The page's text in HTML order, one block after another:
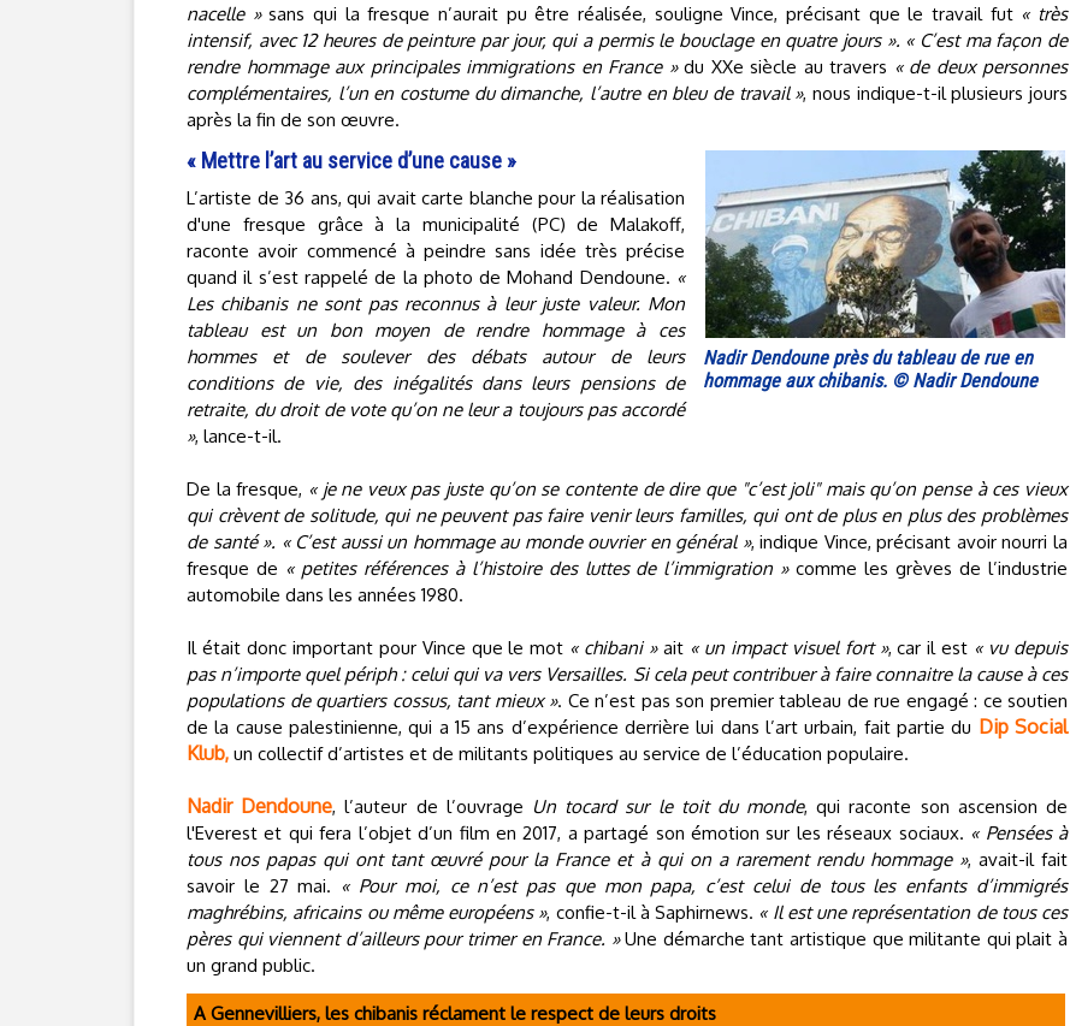
nacelle »sans qui la fresque n’aurait pu être réalisée, souligne Vince, précisant que le travail fut « très
intensif, avec 12 heures de peinture par jour, qui a permis le bouclage en quatre jours ». « C’est ma façon de
rendre hommage aux principales immigrations en France »du XXe siècle au travers « de deux personnes
complémentaires, l’un en costume du dimanche, l’autre en bleu de travail », nous indique-t-il plusieurs jours
après la fin de son œuvre.
Nadir Dendoune près du tableau de rue en
hommage aux chibanis. © Nadir Dendoune
« Mettre l’art au service d’une cause »
L’artiste de 36 ans, qui avait carte blanche pour la réalisation
d'une fresque grâce à la municipalité (PC) de Malakoff,
raconte avoir commencé à peindre sans idée très précise
quand il s’est rappelé de la photo de Mohand Dendoune. «
Les chibanis ne sont pas reconnus à leur juste valeur. Mon
tableau est un bon moyen de rendre hommage à ces
hommes et de soulever des débats autour de leurs
conditions de vie, des inégalités dans leurs pensions de
retraite, du droit de vote qu’on ne leur a toujours pas accordé
», lance-t-il.
De la fresque, « je ne veux pas juste qu’on se contente de dire que "c’est joli" mais qu’on pense à ces vieux
qui crèvent de solitude, qui ne peuvent pas faire venir leurs familles, qui ont de plus en plus des problèmes
de santé ». « C’est aussi un hommage au monde ouvrier en général », indique Vince, précisant avoir nourri la
fresque de « petites références à l’histoire des luttes de l’immigration »comme les grèves de l’industrie
automobile dans les années 1980.
Il était donc important pour Vince que le mot « chibani »ait « un impact visuel fort », car il est « vu depuis
pas n’importe quel périph : celui qui va vers Versailles. Si cela peut contribuer à faire connaitre la cause à ces
populations de quartiers cossus, tant mieux ». Ce n’est pas son premier tableau de rue engagé : ce soutien
de la cause palestinienne, qui a 15 ans d’expérience derrière lui dans l’art urbain, fait partie du Dip Social
Klub, un collectif d’artistes et de militants politiques au service de l’éducation populaire.
Nadir Dendoune, l’auteur de l’ouvrage Un tocard sur le toit du monde, qui raconte son ascension de
l'Everest et qui fera l’objet d’un film en 2017, a partagé son émotion sur les réseaux sociaux. « Pensées à
tous nos papas qui ont tant œuvré pour la France et à qui on a rarement rendu hommage », avait-il fait
savoir le 27 mai. « Pour moi, ce n’est pas que mon papa, c’est celui de tous les enfants d’immigrés
maghrébins, africains ou même européens », confie-t-il à Saphirnews. « Il est une représentation de tous ces
pères qui viennent d’ailleurs pour trimer en France. »Une démarche tant artistique que militante qui plait à
un grand public.
A Gennevilliers, les chibanis réclament le respect de leurs droits